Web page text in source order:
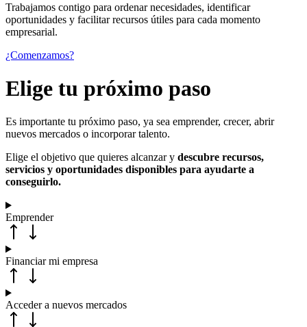
Trabajamos contigo para ordenar necesidades, identificar
oportunidades y facilitar recursos útiles para cada momento
empresarial.
¿Comenzamos?
Elige tu próximo paso
Es importante tu próximo paso, ya sea emprender, crecer, abrir
nuevos mercados o incorporar talento.
Elige el objetivo que quieres alcanzar y descubre recursos,
servicios y oportunidades disponibles para ayudarte a
conseguirlo.
Emprender
Financiar mi empresa
Acceder a nuevos mercados